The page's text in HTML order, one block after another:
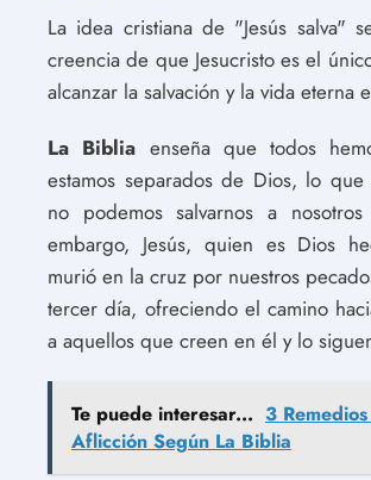
La idea cristiana de "Jesús salva"
creencia de que Jesucristo es el
alcanzar la salvación y la vida eterna
La Biblia enseña que todos
estamos separados de Dios, lo
no podemos salvarnos a
embargo, Jesús, quien es Dios
murió en la cruz por nuestros
tercer día, ofreciendo el camino
a aquellos que creen en él y lo
Te puede interesar... 3
Aflicción Según La Biblia